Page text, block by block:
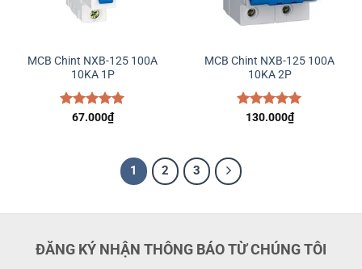
MCB Chint NXB-125 100A
10KA 1P
Được xếp
67.000₫
MCB Chint NXB-125 100A
10KA 2P
Được xếp
130.000₫
1 2 3
ĐĂNG KÝ NHẬN THÔNG BÁO TỪ CHÚNG TÔI